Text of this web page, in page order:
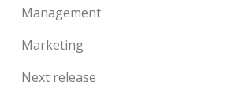
Management
Marketing
Next release